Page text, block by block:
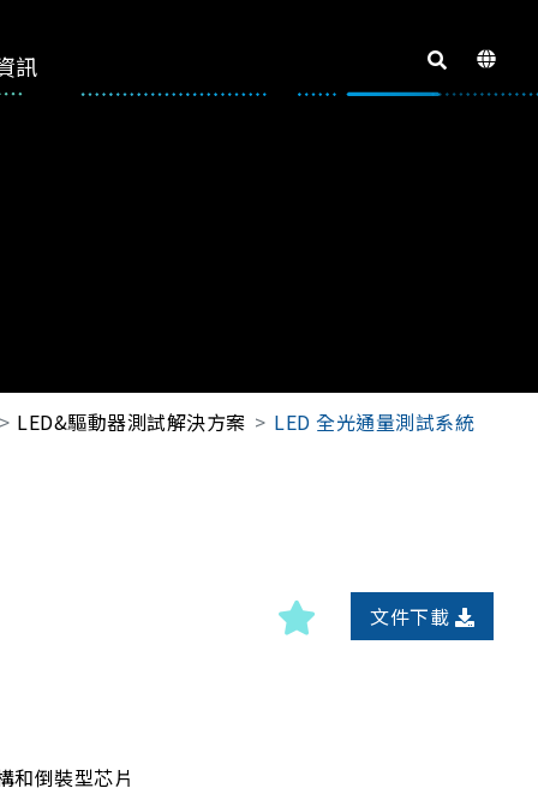
訊
LED&驅動器測試解決方案 LED 全光通量測試系統
文件下載
和倒裝型芯片